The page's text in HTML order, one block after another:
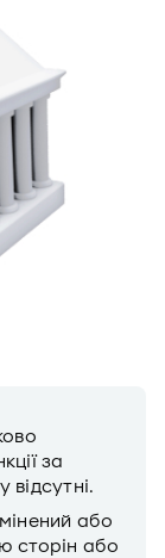
за
або
сторін або